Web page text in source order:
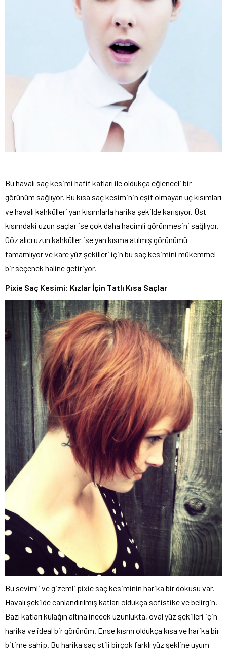
Bu havalı saç kesimi hafif katları ile oldukça eğlenceli bir
görünüm sağlıyor. Bu kısa saç kesiminin eşit olmayan uç kısımları
ve havalı kahkülleri yan kısımlarla harika şekilde karışıyor. Üst
kısımdaki uzun saçlar ise çok daha hacimli görünmesini sağlıyor.
Göz alıcı uzun kahküller ise yan kısma atılmış görünümü
tamamlıyor ve kare yüz şekilleri için bu saç kesimini mükemmel
bir seçenek haline getiriyor.
Pixie Saç Kesimi: Kızlar İçin Tatlı Kısa Saçlar
Bu sevimli ve gizemli pixie saç kesiminin harika bir dokusu var.
Havalı şekilde canlandırılmış katları oldukça sofistike ve belirgin.
Bazı katları kulağın altına inecek uzunlukta, oval yüz şekilleri için
harika ve ideal bir görünüm. Ense kısmı oldukça kısa ve harika bir
bitime sahip. Bu harika saç stili birçok farklı yüz şekline uyum